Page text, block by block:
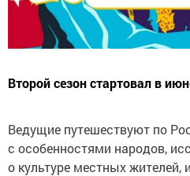
Второй сезон стартовал в
Ведущие путешествуют по
с особенностями народов,
о культуре местных жителей,